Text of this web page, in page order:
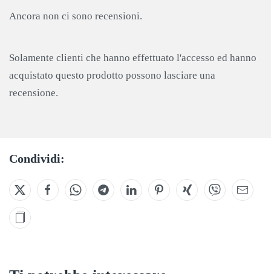
Ancora non ci sono recensioni.
Solamente clienti che hanno effettuato l'accesso ed hanno
acquistato questo prodotto possono lasciare una
recensione.
Condividi: